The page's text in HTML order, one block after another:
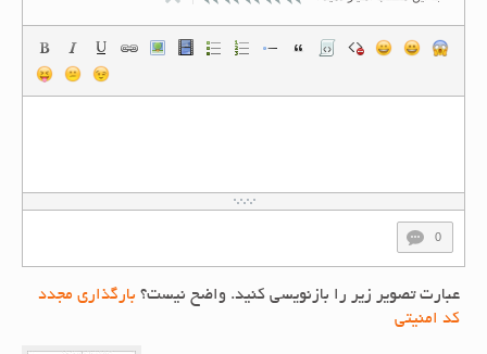
عبارت تصویر زیر را بازنویسی کنید. واضح نیست؟بارگذاری مجدد
کد امنیتی